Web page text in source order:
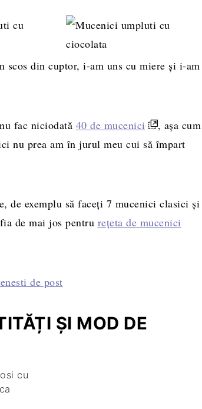
scos din cuptor, i-am uns cu miere și i-am
fac niciodată 40 de mucenici
, așa cum
nu prea am în jurul meu cui să împart
de exemplu să faceți 7 mucenici clasici și
de mai jos pentru rețeta de mucenici
ȘI MOD DE